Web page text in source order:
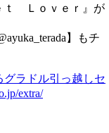
ｔ Ｌｏｖｅｒ』が
】もチ
グラドル引っ越しセ
extra/